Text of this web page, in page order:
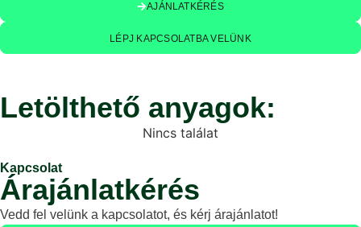
AJÁNLATKÉRÉS
LÉPJ KAPCSOLATBA VELÜNK
Letölthető anyagok:
Nincs találat
Kapcsolat
Árajánlatkérés
Vedd fel velünk a kapcsolatot, és kérj árajánlatot!